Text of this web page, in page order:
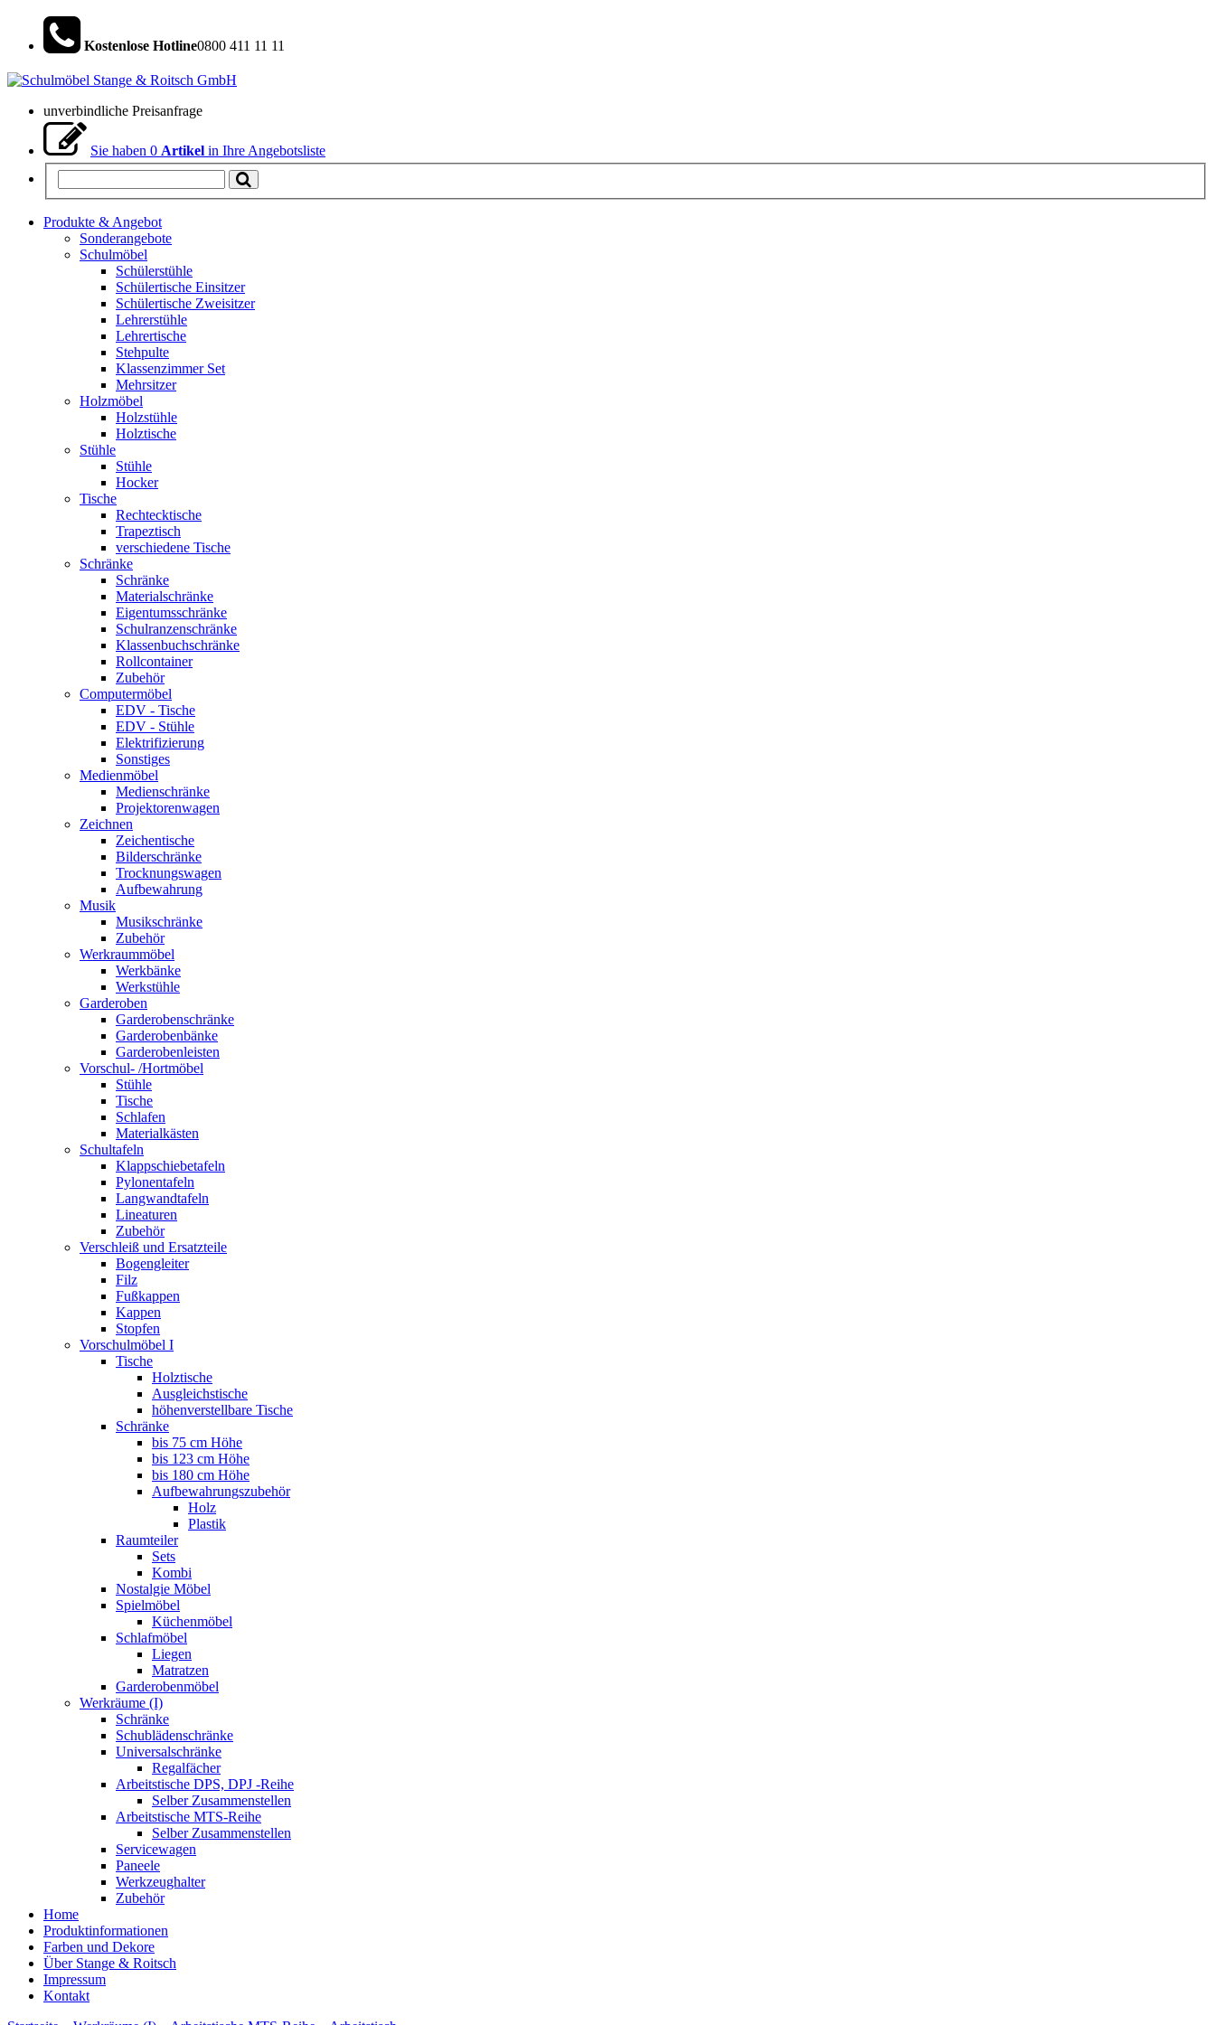
Kostenlose Hotline0800 411 11 11
unverbindliche Preisanfrage
Sie haben 0 Artikel in Ihre Angebotsliste
Produkte & Angebot
Sonderangebote
Schulmöbel
Schülerstühle
Schülertische Einsitzer
Schülertische Zweisitzer
Lehrerstühle
Lehrertische
Stehpulte
Klassenzimmer Set
Mehrsitzer
Holzmöbel
Holzstühle
Holztische
Stühle
Stühle
Hocker
Tische
Rechtecktische
Trapeztisch
verschiedene Tische
Schränke
Schränke
Materialschränke
Eigentumsschränke
Schulranzenschränke
Klassenbuchschränke
Rollcontainer
Zubehör
Computermöbel
EDV - Tische
EDV - Stühle
Elektrifizierung
Sonstiges
Medienmöbel
Medienschränke
Projektorenwagen
Zeichnen
Zeichentische
Bilderschränke
Trocknungswagen
Aufbewahrung
Musik
Musikschränke
Zubehör
Werkraummöbel
Werkbänke
Werkstühle
Garderoben
Garderobenschränke
Garderobenbänke
Garderobenleisten
Vorschul- /Hortmöbel
Stühle
Tische
Schlafen
Materialkästen
Schultafeln
Klappschiebetafeln
Pylonentafeln
Langwandtafeln
Lineaturen
Zubehör
Verschleiß und Ersatzteile
Bogengleiter
Filz
Fußkappen
Kappen
Stopfen
Vorschulmöbel I
Tische
Holztische
Ausgleichstische
höhenverstellbare Tische
Schränke
bis 75 cm Höhe
bis 123 cm Höhe
bis 180 cm Höhe
Aufbewahrungszubehör
Holz
Plastik
Raumteiler
Sets
Kombi
Nostalgie Möbel
Spielmöbel
Küchenmöbel
Schlafmöbel
Liegen
Matratzen
Garderobenmöbel
Werkräume (I)
Schränke
Schublädenschränke
Universalschränke
Regalfächer
Arbeitstische DPS, DPJ -Reihe
Selber Zusammenstellen
Arbeitstische MTS-Reihe
Selber Zusammenstellen
Servicewagen
Paneele
Werkzeughalter
Zubehör
Home
Produktinformationen
Farben und Dekore
Über Stange & Roitsch
Impressum
Kontakt